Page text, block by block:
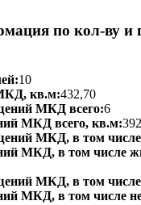
по кол-ву и
10
кв.м:432,70
МКД всего:6
МКД всего, кв.м:
МКД, в том
МКД, в том числе
МКД, в том
МКД, в том числе